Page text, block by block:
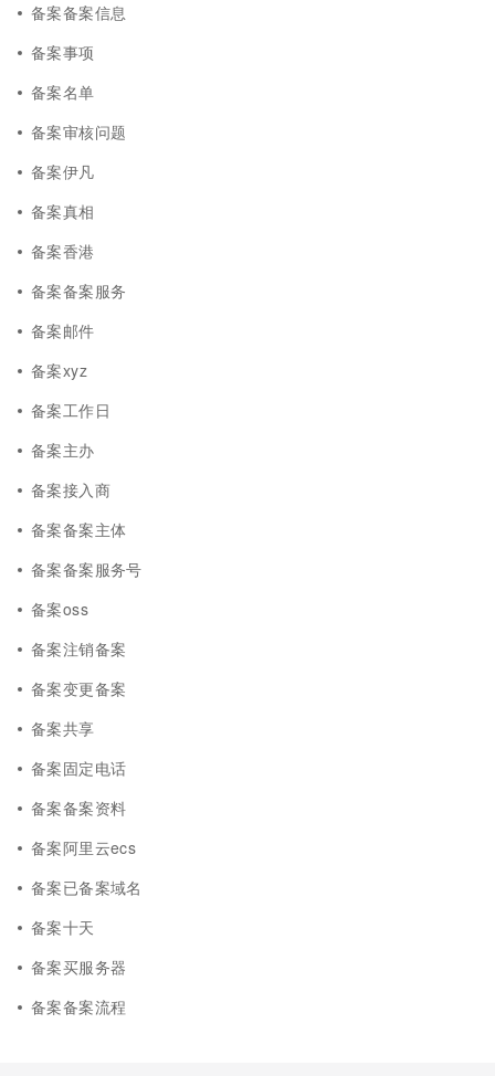
备案备案信息
备案事项
备案名单
备案审核问题
备案伊凡
备案真相
备案香港
备案备案服务
备案邮件
备案xyz
备案工作日
备案主办
备案接入商
备案备案主体
备案备案服务号
备案oss
备案注销备案
备案变更备案
备案共享
备案固定电话
备案备案资料
备案阿里云ecs
备案已备案域名
备案十天
备案买服务器
备案备案流程